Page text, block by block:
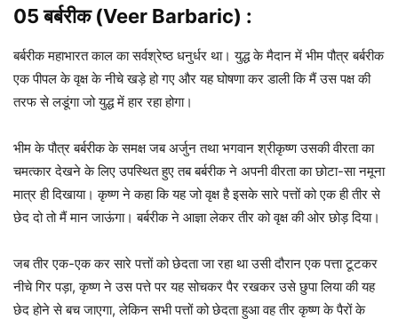
05 बर्बरीक (Veer Barbaric) :
बर्बरीक महाभारत काल का सर्वश्रेष्ठ धनुर्धर था। युद्ध के मैदान में भीम पौत्र बर्बरीक
एक पीपल के वृक्ष के नीचे खड़े हो गए और यह घोषणा कर डाली कि मैं उस पक्ष की
तरफ से लडूंगा जो युद्ध में हार रहा होगा।
भीम के पौत्र बर्बरीक के समक्ष जब अर्जुन तथा भगवान श्रीकृष्ण उसकी वीरता का
चमत्कार देखने के लिए उपस्थित हुए तब बर्बरीक ने अपनी वीरता का छोटा-सा नमूना
मात्र ही दिखाया। कृष्ण ने कहा कि यह जो वृक्ष है ‍इसके सारे पत्तों को एक ही तीर से
छेद दो तो मैं मान जाऊंगा। बर्बरीक ने आज्ञा लेकर तीर को वृक्ष की ओर छोड़ दिया।
जब तीर एक-एक कर सारे पत्तों को छेदता जा रहा था उसी दौरान एक पत्ता टूटकर
नीचे गिर पड़ा, कृष्ण ने उस पत्ते पर यह सोचकर पैर रखकर उसे छुपा लिया की यह
छेद होने से बच जाएगा, लेकिन सभी पत्तों को छेदता हुआ वह तीर कृष्ण के पैरों के